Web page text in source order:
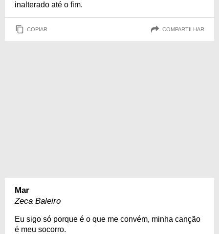
inalterado até o fim.
COPIAR COMPARTILHAR
Mar
Zeca Baleiro
Eu sigo só porque é o que me convém, minha canção
é meu socorro.